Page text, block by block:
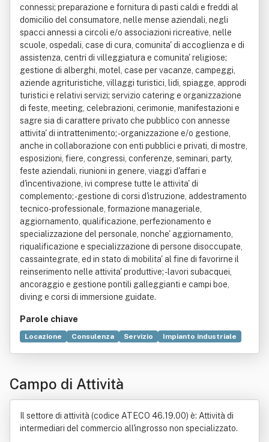
connessi; preparazione e fornitura di pasti caldi e freddi al
domicilio del consumatore, nelle mense aziendali, negli
spacci annessi a circoli e/o associazioni ricreative, nelle
scuole, ospedali, case di cura, comunita' di accoglienza e di
assistenza, centri di villeggiatura e comunita' religiose;
gestione di alberghi, motel, case per vacanze, campeggi,
aziende agrituristiche, villaggi turistici, lidi, spiagge, approdi
turistici e relativi servizi; servizio catering e organizzazione
di feste, meeting, celebrazioni, cerimonie, manifestazioni e
sagre sia di carattere privato che pubblico con annesse
attivita' di intrattenimento; - organizzazione e/o gestione,
anche in collaborazione con enti pubblici e privati, di mostre,
esposizioni, fiere, congressi, conferenze, seminari, party,
feste aziendali, riunioni in genere, viaggi d'affari e
d'incentivazione, ivi comprese tutte le attivita' di
complemento; - gestione di corsi d'istruzione, addestramento
tecnico-professionale, formazione manageriale,
aggiornamento, qualificazione, perfezionamento e
specializzazione del personale, nonche' aggiornamento,
riqualificazione e specializzazione di persone disoccupate,
cassaintegrate, ed in stato di mobilita' al fine di favorirne il
reinserimento nelle attivita' produttive; - lavori subacquei,
ancoraggio e gestione pontili galleggianti e campi boe,
diving e corsi di immersione guidate.
Parole chiave
Locazione Consulenza Servizio
Impianto industriale
Ristorante
Sicurezza
Campo di Attività
Il settore di attività (codice ATECO 46.19.00) è: Attività di
intermediari del commercio all'ingrosso non specializzato.